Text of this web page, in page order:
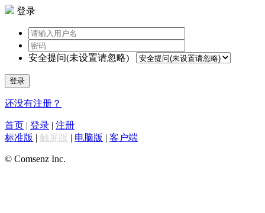
登录
安全提问(未设置请忽略)
登录
还没有注册？
首页 | 登录 | 注册
标准版 | 触屏版 | 电脑版 | 客户端
© Comsenz Inc.